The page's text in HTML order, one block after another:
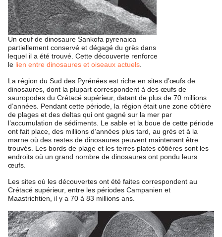
Un oeuf de dinosaure Sankofa pyrenaica
partiellement conservé et dégagé du grès dans
lequel il a été trouvé. Cette découverte renforce
le lien entre dinosaures et oiseaux actuels
La région du Sud des Pyrénées est riche en sites d’œufs de
dinosaures, dont la plupart correspondent à des œufs de
sauropodes du Crétacé supérieur, datant de plus de 70 millions
d’années. Pendant cette période, la région était une zone côtière
de plages et des deltas qui ont gagné sur la mer par
l’accumulation de sédiments. Le sable et la boue de cette période
ont fait place, des millions d’années plus tard, au grès et à la
marne où des restes de dinosaures peuvent maintenant être
trouvés. Les bords de plage et les terres plates côtières sont les
endroits où un grand nombre de dinosaures ont pondu leurs
œufs.
Les sites où les découvertes ont été faites correspondent au
Crétacé supérieur, entre les périodes Campanien et
Maastrichtien, il y a 70 à 83 millions ans.